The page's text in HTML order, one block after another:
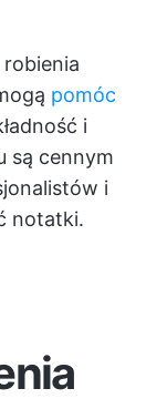
pomóc
i
są cennym
i
notatki.